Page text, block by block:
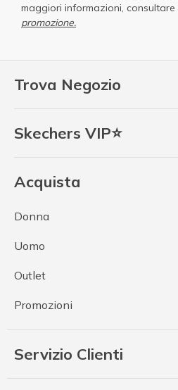
Trova Negozio
Skechers VIP⭐
Acquista
Donna
Uomo
Outlet
Promozioni
Servizio Clienti
maggiori informazioni, consultare
promozione.